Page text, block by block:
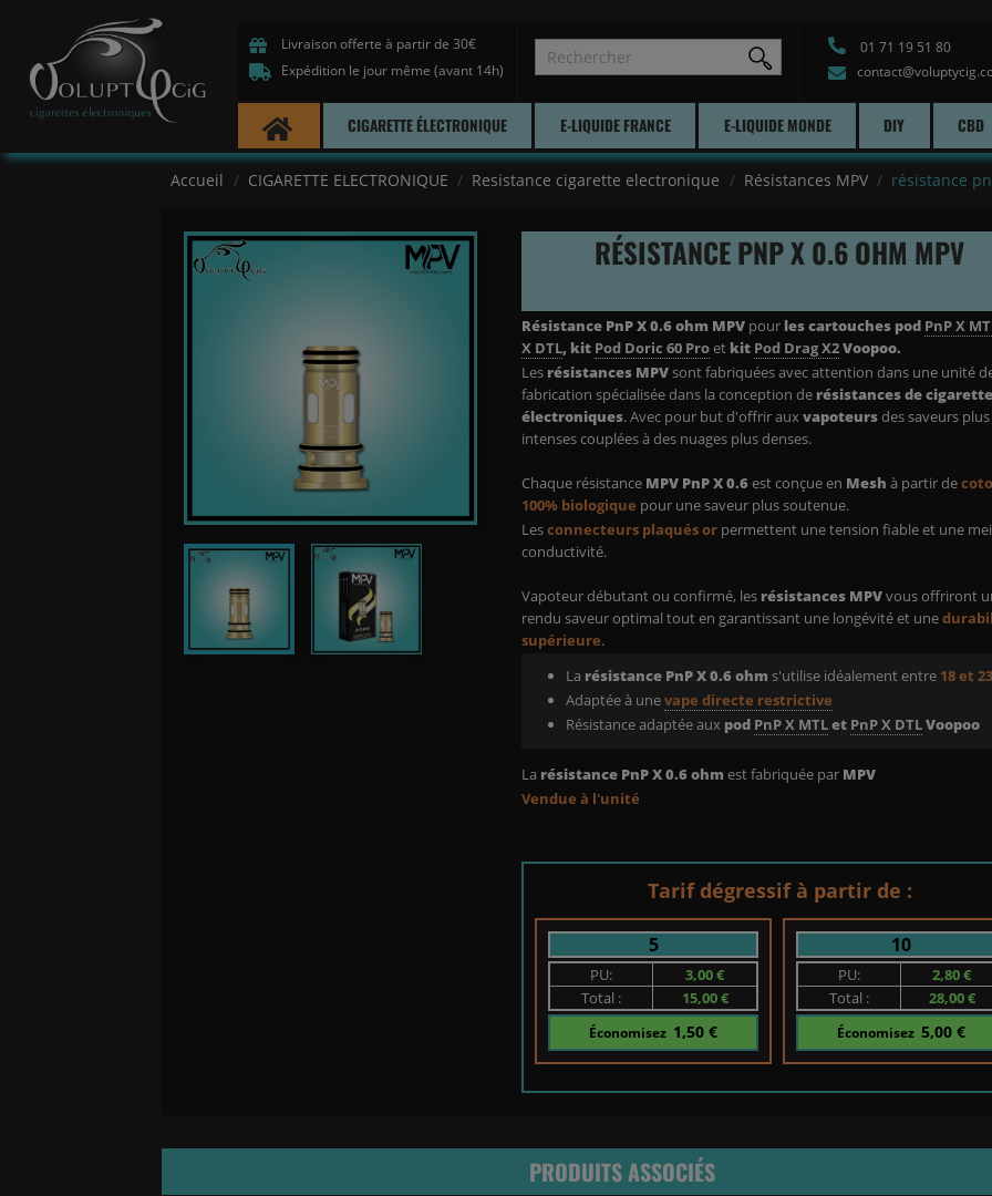
Livraison offerte à partir de 30€
Expédition le jour même (avant 14h)
01 71 19 51 80
CIGARETTE ÉLECTRONIQUE E-LIQUIDE FRANCE E-LIQUIDE MONDE DIY CBD
Accueil CIGARETTE ELECTRONIQUE Resistance cigarette electronique Résistances MPV résistance
RÉSISTANCE PNP X 0.6 OHM MPV
Résistance PnP X 0.6 ohm MPV pour les cartouches pod PnP X
X DTL, kit Pod Doric 60 Proet kit Pod Drag X2Voopoo.
Les résistances MPVsont fabriquées avec attention dans une unité
fabrication spécialisée dans la conception de résistances de
électroniques. Avec pour but d'offrir auxvapoteursdes saveurs plus
intenses couplées à des nuages plus denses.
Chaque résistance MPV PnP X 0.6est conçue en Mesh à partir de
100% biologique pour une saveur plus soutenue.
Lesconnecteurs plaqués or permettent une tension fiable et une
conductivité.
Vapoteur débutant ou confirmé, les résistances MPVvous offriront
rendu saveur optimal tout en garantissant une longévité et une
supérieure.
La résistance PnP X 0.6 ohm s'utilise idéalement entre 18 et
Adaptée à unevape directe restrictive
Résistance adaptée aux pod PnP X MTLet PnP X DTLVoopoo
La résistance PnP X 0.6 ohm est fabriquée par MPV
Vendue à l'unité
Tarif dégressif à partir de :
5
PU:
3,00 €
Total :
15,00 €
Économisez 1,50 €
10
PU:
2,80 €
Total :
28,00 €
Économisez 5,00 €
PRODUITS ASSOCIÉS